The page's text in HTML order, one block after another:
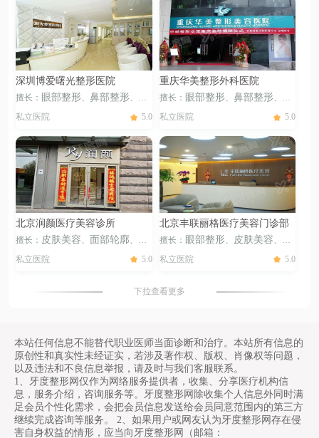
底
深圳博爱曙光整形医院
擅长： 眼部整形、 鼻部整形、 私
密整形 、
面部轮廓
微整注
射、脂肪整形
私立医院 5.0
重庆华美整形外科医院
擅长： 眼部整形、 鼻部整形、 耳
部整形 、
整形、口唇整形 眉部整形、 皮
肤美容、 面部轮廓、胸部整形、
微整注射 脂肪整形
私立医院 5.0
北京润颜医疗美容诊所
擅长： 皮肤美容 面部轮廓
私立医院 5.0
北京丰联丽格医疗美容门诊部
擅长： 眼部整形 皮肤美容
私立医院 5.0
下拉查看更多
本站任何信息不能替代职业医师当面诊断和治疗。本站所有信息的
原创性和真实性未经证实，若涉及著作权、版权、肖像权等问题，
以及违法和不良信息举报，请及时与我们客服联系。
1、牙度整形网仅作为网络服务提供者，收集、分享医疗机构信
息，服务介绍，咨询服务等。牙度整形网除收集个人信息外同时满
足会员个性化需求，会把会员信息发送给会员同意范围内的第三方
继续完成咨询等服务。 2、如果用户或网友认为牙度整形网存在侵
害自身权益的情形，应当向牙度整形网（邮箱：